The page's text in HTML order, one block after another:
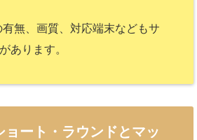
無、画質、対応端末などもサ
あります。
ョート・ラウンドとマッ